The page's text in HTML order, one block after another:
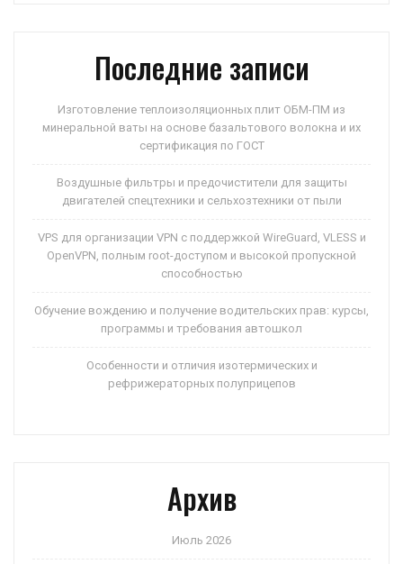
ni
ki
ть
Последние записи
Изготовление теплоизоляционных плит ОБМ-ПМ из
минеральной ваты на основе базальтового волокна и их
сертификация по ГОСТ
Воздушные фильтры и предочистители для защиты
двигателей спецтехники и сельхозтехники от пыли
VPS для организации VPN с поддержкой WireGuard, VLESS и
OpenVPN, полным root-доступом и высокой пропускной
способностью
Обучение вождению и получение водительских прав: курсы,
программы и требования автошкол
Особенности и отличия изотермических и
рефрижераторных полуприцепов
Архив
Июль 2026